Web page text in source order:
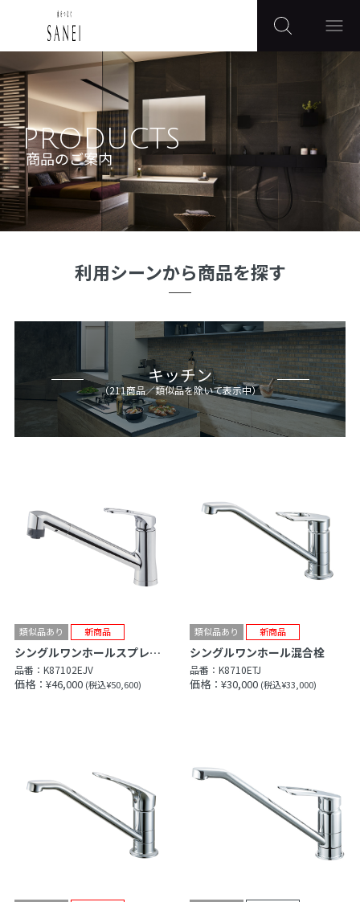
PRODUCTS
商品のご案内
利用シーンから商品を探す
キッチン
（211商品／類似品を除いて表示中）
シングルワンホールスプレー混合栓
品番： K87102EJV
価格：¥46,000 (税込¥50,600)
シングルワンホール混合栓
品番：K8710ETJ
価格：¥30,000 (税込¥33,000)